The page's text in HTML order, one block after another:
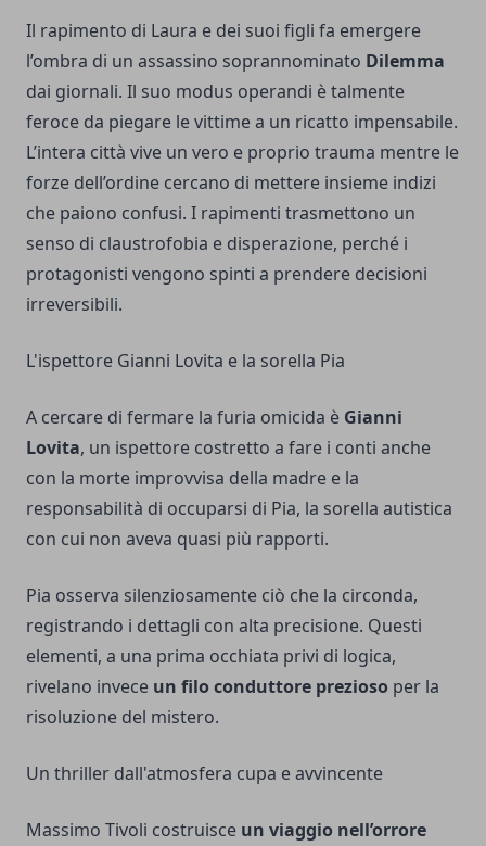
Il rapimento di Laura e dei suoi figli fa emergere
l’ombra di un assassino soprannominato Dilemma
dai giornali. Il suo modus operandi è talmente
feroce da piegare le vittime a un ricatto impensabile.
L’intera città vive un vero e proprio trauma mentre le
forze dell’ordine cercano di mettere insieme indizi
che paiono confusi. I rapimenti trasmettono un
senso di claustrofobia e disperazione, perché i
protagonisti vengono spinti a prendere decisioni
irreversibili.
L'ispettore Gianni Lovita e la sorella Pia
A cercare di fermare la furia omicida è Gianni
Lovita, un ispettore costretto a fare i conti anche
con la morte improvvisa della madre e la
responsabilità di occuparsi di Pia, la sorella autistica
con cui non aveva quasi più rapporti.
Pia osserva silenziosamente ciò che la circonda,
registrando i dettagli con alta precisione. Questi
elementi, a una prima occhiata privi di logica,
rivelano invece un filo conduttore prezioso per la
risoluzione del mistero.
Un thriller dall'atmosfera cupa e avvincente
Massimo Tivoli costruisce un viaggio nell’orrore